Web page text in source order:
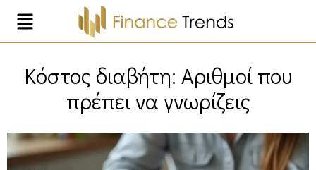
Κόστος διαβήτη: Αριθμοί που
πρέπει να γνωρίζεις